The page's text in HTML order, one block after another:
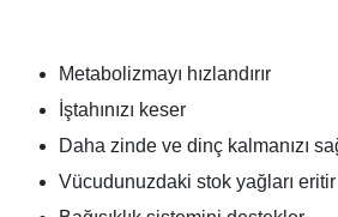
Metabolizmayı hızlandırır
İştahınızı keser
Daha zinde ve dinç kalmanızı
Vücudunuzdaki stok yağları eritir